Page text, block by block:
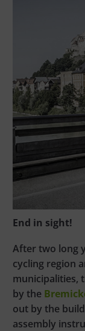
End in sight!
After two long
cycling region
municipalities,
by the
out by the
assembly